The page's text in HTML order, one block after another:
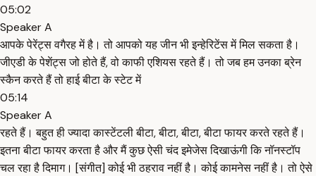
05:02
Speaker A
आपके पेरेंट्स वगैरह में है। तो आपको यह जीन भी इन्हेरिटेंस में मिल सकता है।
जीएडी के पेशेंट्स जो होते हैं, वो काफी एशियस रहते हैं। तो जब हम उनका ब्रेन
स्कैन करते हैं तो हाई बीटा के स्टेट में
05:14
Speaker A
रहते हैं। बहुत ही ज्यादा कास्टेंटली बीटा, बीटा, बीटा, बीटा फायर करते रहते हैं।
इतना बीटा फायर करता है और मैं कुछ ऐसी चंद इमेजेस दिखाऊंगी कि नॉनस्टॉप
चल रहा है दिमाग। [संगीत] कोई भी ठहराव नहीं है। कोई कामनेस नहीं है। तो ऐसे